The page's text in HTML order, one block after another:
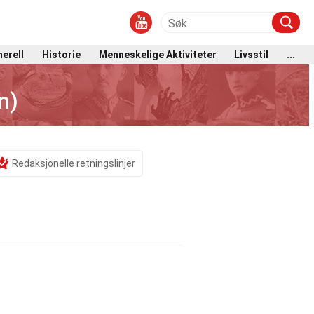
Historie Menneskelige Aktiviteter Livsstil ...
Redaksjonelle retningslinjer